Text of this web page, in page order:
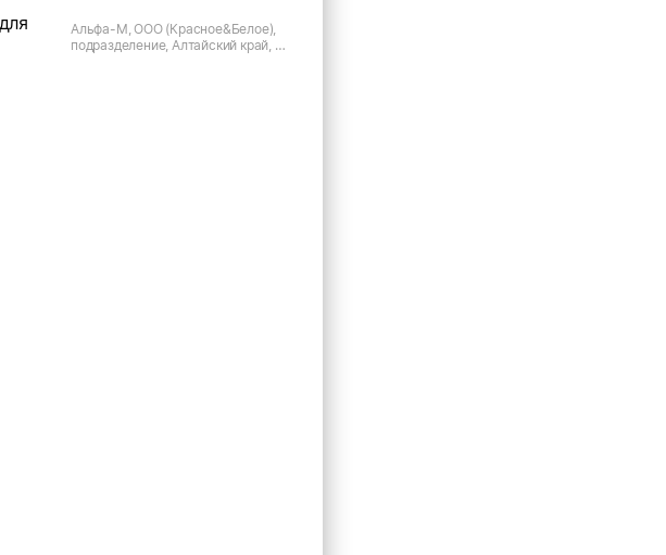
Альфа-М, ООО (Красное&Белое),
подразделение, Алтайский край, с.